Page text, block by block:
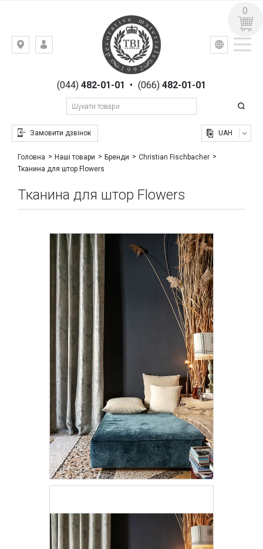
Київ,
Гоголівська,(044)482-01-01 • (066) 482-01-01
Замовити дзвінок
УКР РУС
UAH
0
Головна Наші товари Бренди
Christian Fischbacher
Тканина для штор Flowers
Тканина для штор Flowers